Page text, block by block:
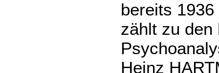
bereits
zählt zu den
Heinz